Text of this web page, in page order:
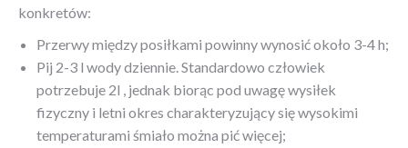
konkretów:
Przerwy między posiłkami powinny wynosić około 3-4 h;
Pij 2-3 l wody dziennie. Standardowo człowiek
potrzebuje 2l , jednak biorąc pod uwagę wysiłek
fizyczny i letni okres charakteryzujący się wysokimi
temperaturami śmiało można pić więcej;